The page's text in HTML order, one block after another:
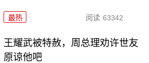
最热 阅读 63342
王耀武被特赦，周总理劝许世友
原谅他吧